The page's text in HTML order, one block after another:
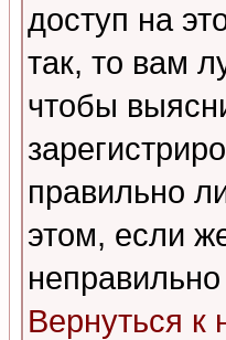
доступ на
так, то вам
чтобы
правильно
этом, если
Вернуться к